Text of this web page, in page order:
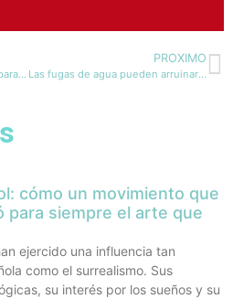
¿Cómo elegir el mejor diseño para grabarlo en un regalo?
PROXIMO
Las fugas de agua pueden arruinar una excursión… y un lugar turístico
cómo un movimiento que
para siempre el arte que
ejercido una influencia tan
como el surrealismo. Sus
su interés por los sueños y su